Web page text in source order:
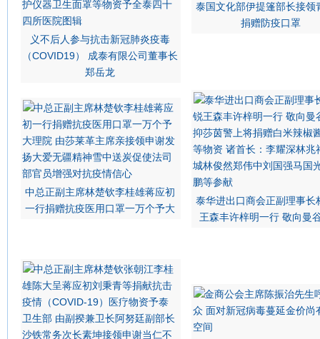
义不后人参与抗击新冠肺炎疫毒
（COVID19） 成泰有限公司董事长
郑岳龙
泰国文化部伊提篷部长接领
捐赠防疫口罩
中总正副主席林楚钦李桂雄蒋应初
一行捐赠抗疫医用口罩一万个予大
泰华进出口商会正副理事长
王森丰许梓明一行 敬向曼